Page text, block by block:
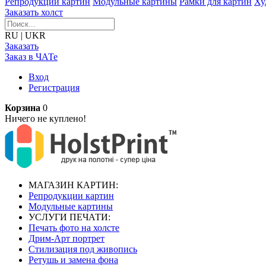
Заказать холст
RU | UKR
Заказать
Заказ в ЧАТе
Вход
Регистрация
Корзина 0
Ничего не куплено!
МАГАЗИН КАРТИН:
Репродукции картин
Модульные картины
УСЛУГИ ПЕЧАТИ:
Печать фото на холсте
Дрим-Арт портрет
Стилизация под живопись
Ретушь и замена фона